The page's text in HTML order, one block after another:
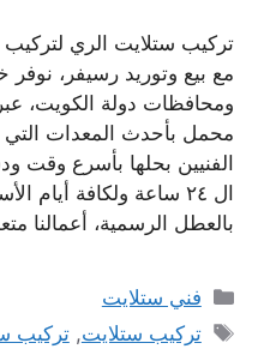
تركيب ستلايت الري لتركيب
مع بيع وتوريد رسيفر، نوفر
ومحافظات دولة الكويت،
محمل بأحدث المعدات
الفنيين بحلها بأسرع وقت
ال ٢٤ ساعة ولكافة أيام
بالعطل الرسمية، أعمالنا
التصنيفات
فني ستلايت
الوسوم
تركيب ستلايت,تركيب